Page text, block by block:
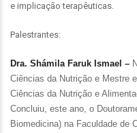
e implicação terapêuticas.
Palestrantes:
Dra. Shámila Faruk Ismael –
Ciências da Nutrição e Mestre
Ciências da Nutrição e
Concluiu, este ano, o
Biomedicina) na Faculdade de